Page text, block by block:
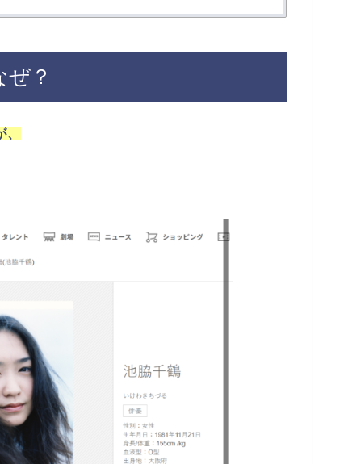
？